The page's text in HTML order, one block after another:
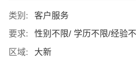
类别:
客户服务
要求:
性别不限/ 学历不限/经验
区域:
大新